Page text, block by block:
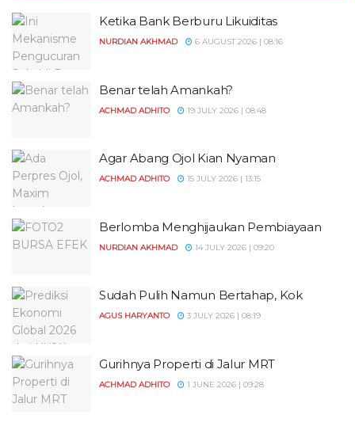
Ketika Bank Berburu Likuiditas
NURDIAN AKHMAD 6 AUGUST 2026 | 08:16
Benar telah Amankah?
ACHMAD ADHITO 19 JULY 2026 | 08:48
Agar Abang Ojol Kian Nyaman
ACHMAD ADHITO 15 JULY 2026 | 13:15
Berlomba Menghijaukan Pembiayaan
NURDIAN AKHMAD 14 JULY 2026 | 09:20
Sudah Pulih Namun Bertahap, Kok
AGUS HARYANTO 3 JULY 2026 | 08:19
Gurihnya Properti di Jalur MRT
ACHMAD ADHITO 1 JUNE 2026 | 09:28